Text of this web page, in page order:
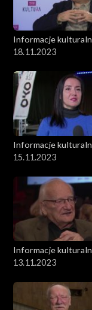
Informacje
18.11.2023
Informacje
15.11.2023
Informacje
13.11.2023